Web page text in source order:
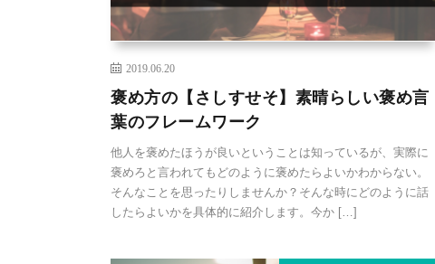
2019.06.20
褒め方の【さしすせそ】素晴らしい褒め言
葉のフレームワーク
他人を褒めたほうが良いということは知っているが、実際に
褒めろと言われてもどのように褒めたらよいかわからない。
そんなことを思ったりしませんか？そんな時にどのように話
したらよいかを具体的に紹介します。今か […]